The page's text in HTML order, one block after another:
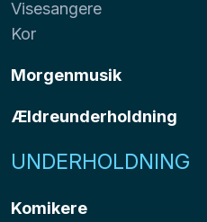
Visesangere
Kor
Morgenmusik
Ældreunderholdning
UNDERHOLDNING
Komikere